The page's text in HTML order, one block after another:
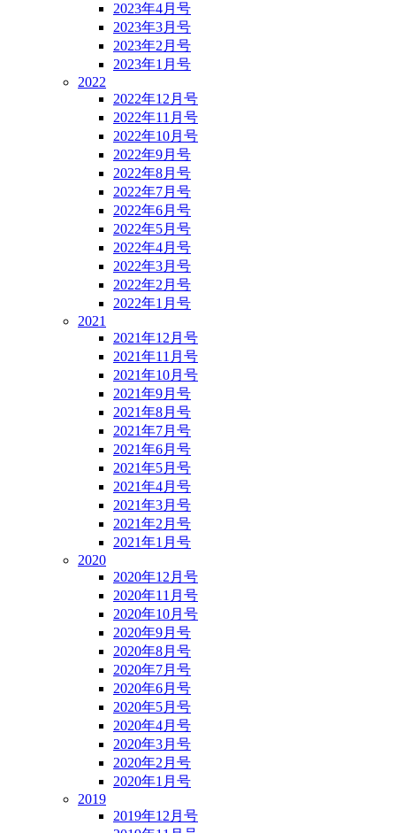
2023年4月号
2023年3月号
2023年2月号
2023年1月号
2022
2022年12月号
2022年11月号
2022年10月号
2022年9月号
2022年8月号
2022年7月号
2022年6月号
2022年5月号
2022年4月号
2022年3月号
2022年2月号
2022年1月号
2021
2021年12月号
2021年11月号
2021年10月号
2021年9月号
2021年8月号
2021年7月号
2021年6月号
2021年5月号
2021年4月号
2021年3月号
2021年2月号
2021年1月号
2020
2020年12月号
2020年11月号
2020年10月号
2020年9月号
2020年8月号
2020年7月号
2020年6月号
2020年5月号
2020年4月号
2020年3月号
2020年2月号
2020年1月号
2019
2019年12月号